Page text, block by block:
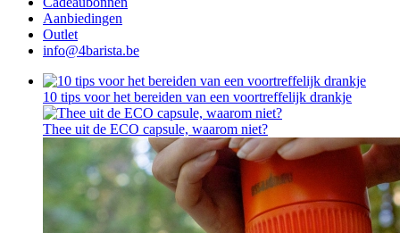
Aanbiedingen
Outlet
info@4barista.be
10 tips voor het bereiden van een voortreffelijk drankje
Thee uit de ECO capsule, waarom niet?